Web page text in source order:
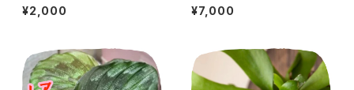
¥2,000 ¥7,000